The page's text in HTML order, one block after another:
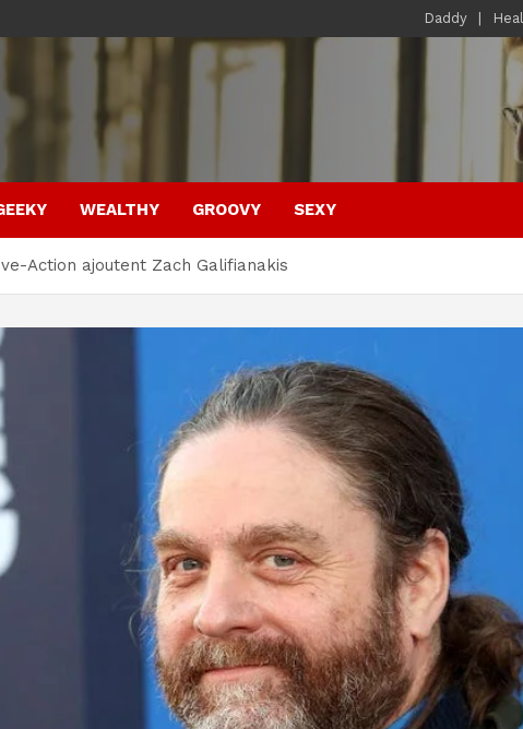
Daddy
WEALTHY GROOVY SEXY
Action ajoutent Zach Galifianakis